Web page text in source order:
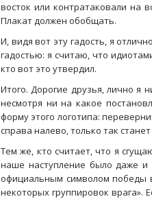
восток или контратаковали на
Плакат должен обобщать.
И, видя вот эту гадость, я
гадостью: я считаю, что
кто вот это утвердил.
Итого. Дорогие друзья, лично я
несмотря ни на какое
форму этого логотипа:
справа налево, только так
Тем же, кто считает, что я
наше наступление было даже и
официальным символом победы
некоторых группировок врага».